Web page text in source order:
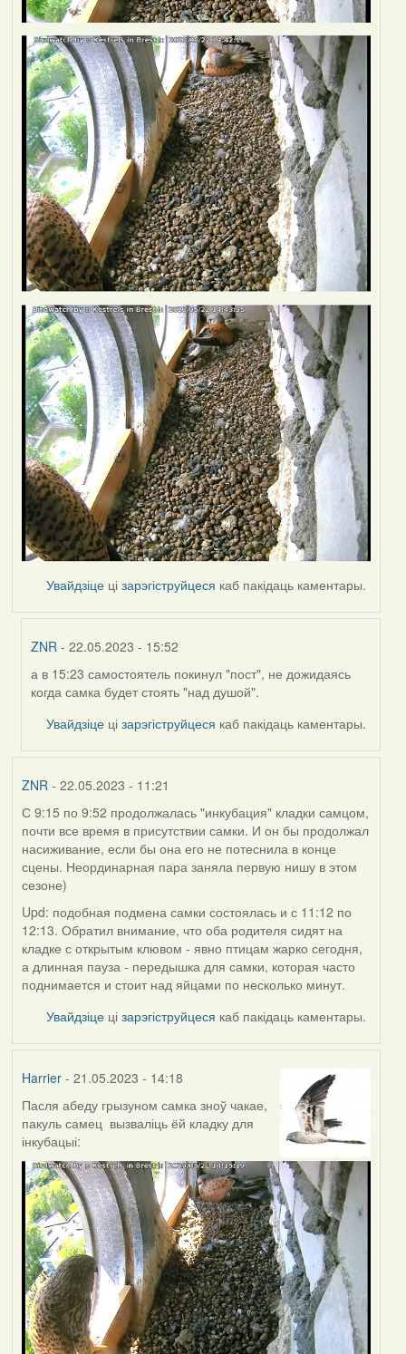
Увайдзіце цізарэгіструйцеся каб пакідаць каментары.
ZNR - 22.05.2023 - 15:52
In
reply
Harrier
а в 15:23 самостоятель покинул "пост", не дожидаясь
когда самка будет стоять "над душой".
Увайдзіце цізарэгіструйцеся каб пакідаць каментары.
ZNR- 22.05.2023 - 11:21
С 9:15 по 9:52 продолжалась "инкубация" кладки самцом,
почти все время в присутствии самки. И он бы продолжал
насиживание, если бы она его не потеснила в конце
сцены. Неординарная пара заняла первую нишу в этом
сезоне)
Upd: подобная подмена самки состоялась и с 11:12 по
12:13. Обратил внимание, что оба родителя сидят на
кладке с открытым клювом - явно птицам жарко сегодня,
а длинная пауза - передышка для самки, которая часто
поднимается и стоит над яйцами по несколько минут.
Увайдзіце цізарэгіструйцеся каб пакідаць каментары.
Harrier- 21.05.2023 - 14:18
Пасля абеду грызуном самка зноў чакае,
пакуль самец вызваліць ёй кладку для
інкубацыі: